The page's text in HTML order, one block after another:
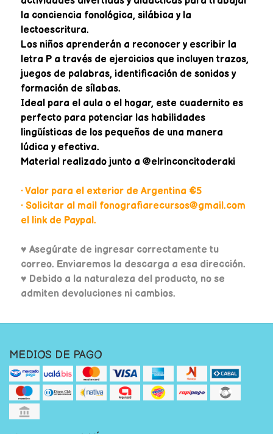
la conciencia fonológica, silábica y la
lectoescritura.
Los niños aprenderán a reconocer y escribir la
letra P a través de ejercicios que incluyen trazos,
juegos de palabras, identificación de sonidos y
formación de sílabas.
Ideal para el aula o el hogar, este cuadernito es
perfecto para potenciar las habilidades
lingüísticas de los pequeños de una manera
lúdica y efectiva.
Material realizado junto a @elrinconcitoderaki
• Valor para el exterior de Argentina €5
• Solicitar al mail fonografiarecursos@gmail.com
el link de Paypal.
♥ Asegúrate de ingresar correctamente tu
correo. Enviaremos la descarga a esa dirección.
♥ Debido a la naturaleza del producto, no se
admiten devoluciones ni cambios.
MEDIOS DE PAGO